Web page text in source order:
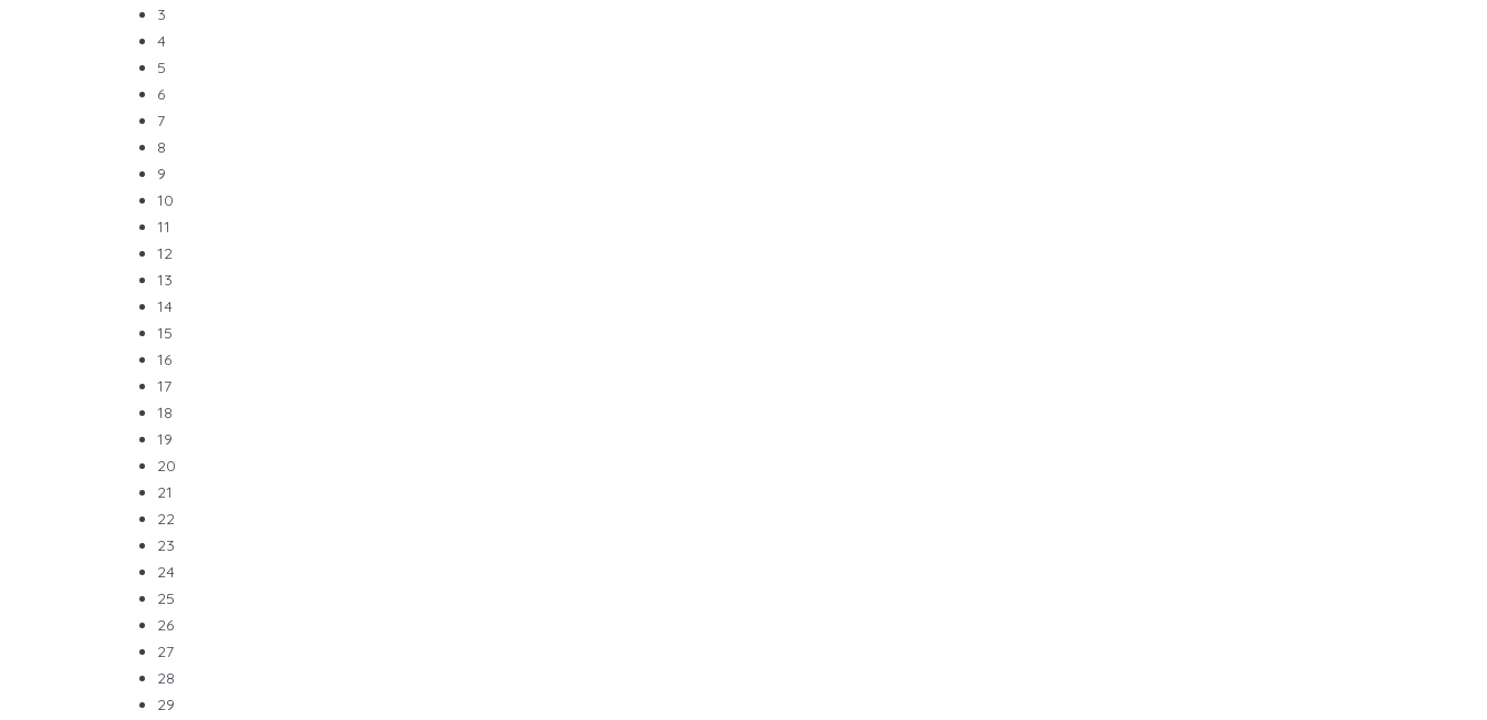
3
4
5
6
7
8
9
10
11
12
13
14
15
16
17
18
19
20
21
22
23
24
25
26
27
28
29